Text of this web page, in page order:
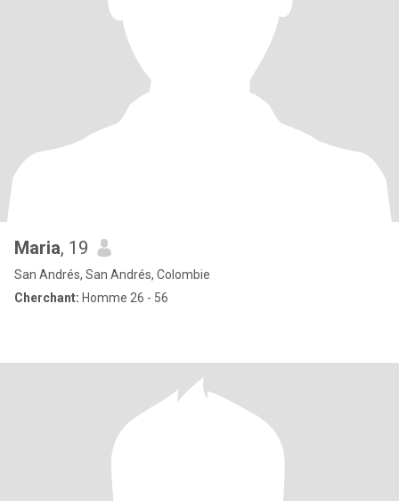
Maria, 19
San Andrés, San Andrés, Colombie
Cherchant: Homme 26 - 56